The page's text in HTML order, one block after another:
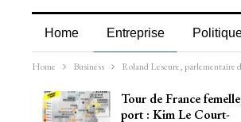
Home Entreprise
Home Business Roland Lescure, parlementaire
Tour de France
port : Kim Le Court-